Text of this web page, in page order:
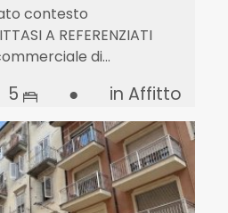
contesto
A REFERENZIATI
di...
5 ● in Affitto